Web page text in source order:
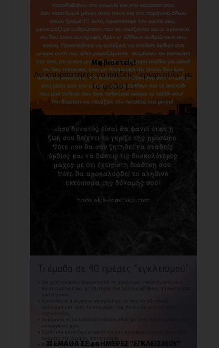
Μη βιαστείς!
Αν κουράστηκες να παίζεις "κρυφτούλι" με
το φόβο [...]
Εμπνευστής Ηρώων!
ΤΙ ΕΜΑΘΑ ΣΕ 40 ΗΜΕΡΕΣ "ΕΓΚΛΕΙΣΜΟΥ"